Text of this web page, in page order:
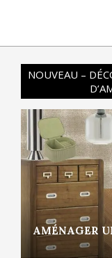
NOUVEAU –
AMÉNAGER